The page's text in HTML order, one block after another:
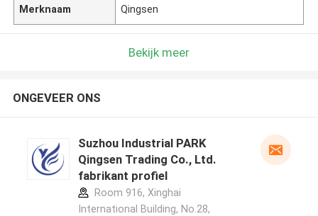
Merknaam Qingsen
Bekijk meer
ONGEVEER ONS
Suzhou Industrial PARK
Qingsen Trading Co., Ltd.
fabrikant profiel
Room 916, Xinghai
International Building, No.28,